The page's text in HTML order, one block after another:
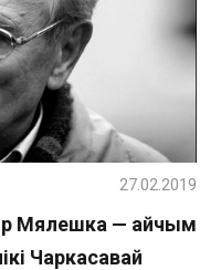
Мялешка — айчым
Чаркасавай
27.02.2019